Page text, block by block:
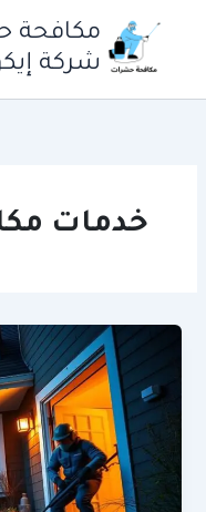
المحتوى
مكافحة
شركة
خدمات